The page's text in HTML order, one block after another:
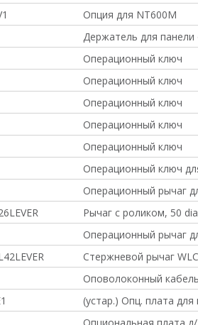
Опция для NT600M
Держатель для панели
Операционный ключ
Операционный ключ
Операционный ключ
Операционный ключ
Операционный ключ
Операционный ключ
Операционный рычаг
Рычаг с роликом, 50
Операционный рычаг
Стержневой рычаг
Оповолоконный
(устар.) Опц. плата для